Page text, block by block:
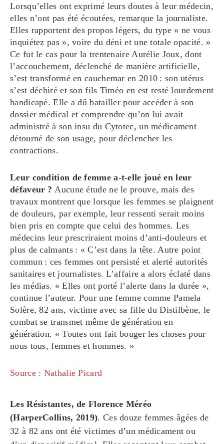
Lorsqu’elles ont exprimé leurs doutes à leur médecin,
elles n’ont pas été écoutées, remarque la journaliste.
Elles rapportent des propos légers, du type « ne vous
inquiétez pas », voire du déni et une totale opacité. »
Ce fut le cas pour la trentenaire Aurélie Joux, dont
l’accouchement, déclenché de manière artificielle,
s’est transformé en cauchemar en 2010 : son utérus
s’est déchiré et son fils Timéo en est resté lourdement
handicapé. Elle a dû batailler pour accéder à son
dossier médical et comprendre qu’on lui avait
administré à son insu du Cytotec, un médicament
détourné de son usage, pour déclencher les
contractions.
Leur condition de femme a-t-elle joué en leur
défaveur ? Aucune étude ne le prouve, mais des
travaux montrent que lorsque les femmes se plaignent
de douleurs, par exemple, leur ressenti serait moins
bien pris en compte que celui des hommes. Les
médecins leur prescriraient moins d’anti-douleurs et
plus de calmants : « C’est dans la tête. Autre point
commun : ces femmes ont persisté et alerté autorités
sanitaires et journalistes. L’affaire a alors éclaté dans
les médias. « Elles ont porté l’alerte dans la durée »,
continue l’auteur. Pour une femme comme Pamela
Solère, 82 ans, victime avec sa fille du Distilbène, le
combat se transmet même de génération en
génération. « Toutes ont fait bouger les choses pour
nous tous, femmes et hommes. »
Source : Nathalie Picard
Les Résistantes, de Florence Méréo
(HarperCollins, 2019). Ces douze femmes âgées de
32 à 82 ans ont été victimes d’un médicament ou